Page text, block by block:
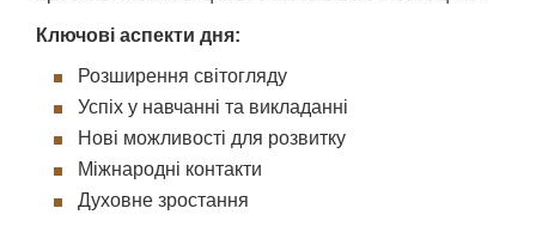
Ключові аспекти дня:
Розширення світогляду
Успіх у навчанні та викладанні
Нові можливості для розвитку
Міжнародні контакти
Духовне зростання